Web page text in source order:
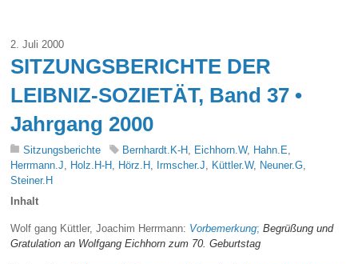
2. Juli 2000
SITZUNGSBERICHTE DER
LEIBNIZ-SOZIETÄT, Band 37 •
Jahrgang 2000
Sitzungsberichte Bernhardt.K-H Eichhorn.W, Hahn.E
Herrmann.J
Holz.H-H Hörz.H Irmscher.J Küttler.W, Neuner.G
Steiner.H
Inhalt
Wolf gang Küttler, Joachim Herrmann: Vorbemerkung;Begrüßung und
Gratulation an Wolfgang Eichhorn zum 70. Geburtstag